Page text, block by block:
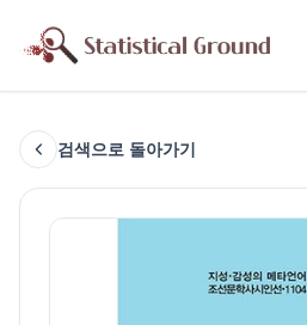
검색으로 돌아가기